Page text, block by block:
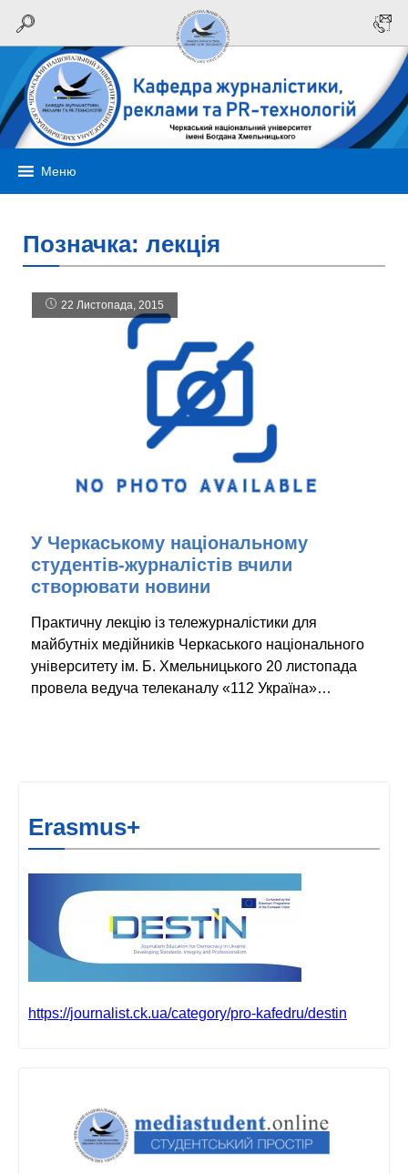
Меню
Позначка: лекція
22 Листопада, 2015
У Черкаському національному
студентів-журналістів вчили
створювати новини
Практичну лекцію із тележурналістики для
майбутніх медійників Черкаського національного
університету ім. Б. Хмельницького 20 листопада
провела ведуча телеканалу «112 Україна»…
Erasmus+
https://journalist.ck.ua/category/pro-kafedru/destin